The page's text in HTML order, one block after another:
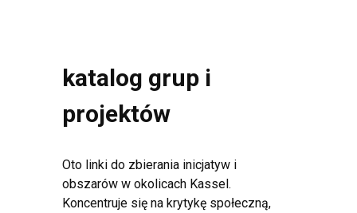
katalog grup i
projektów
Oto linki do zbierania inicjatyw i
obszarów w okolicach Kassel.
Koncentruje się na krytykę społeczną,